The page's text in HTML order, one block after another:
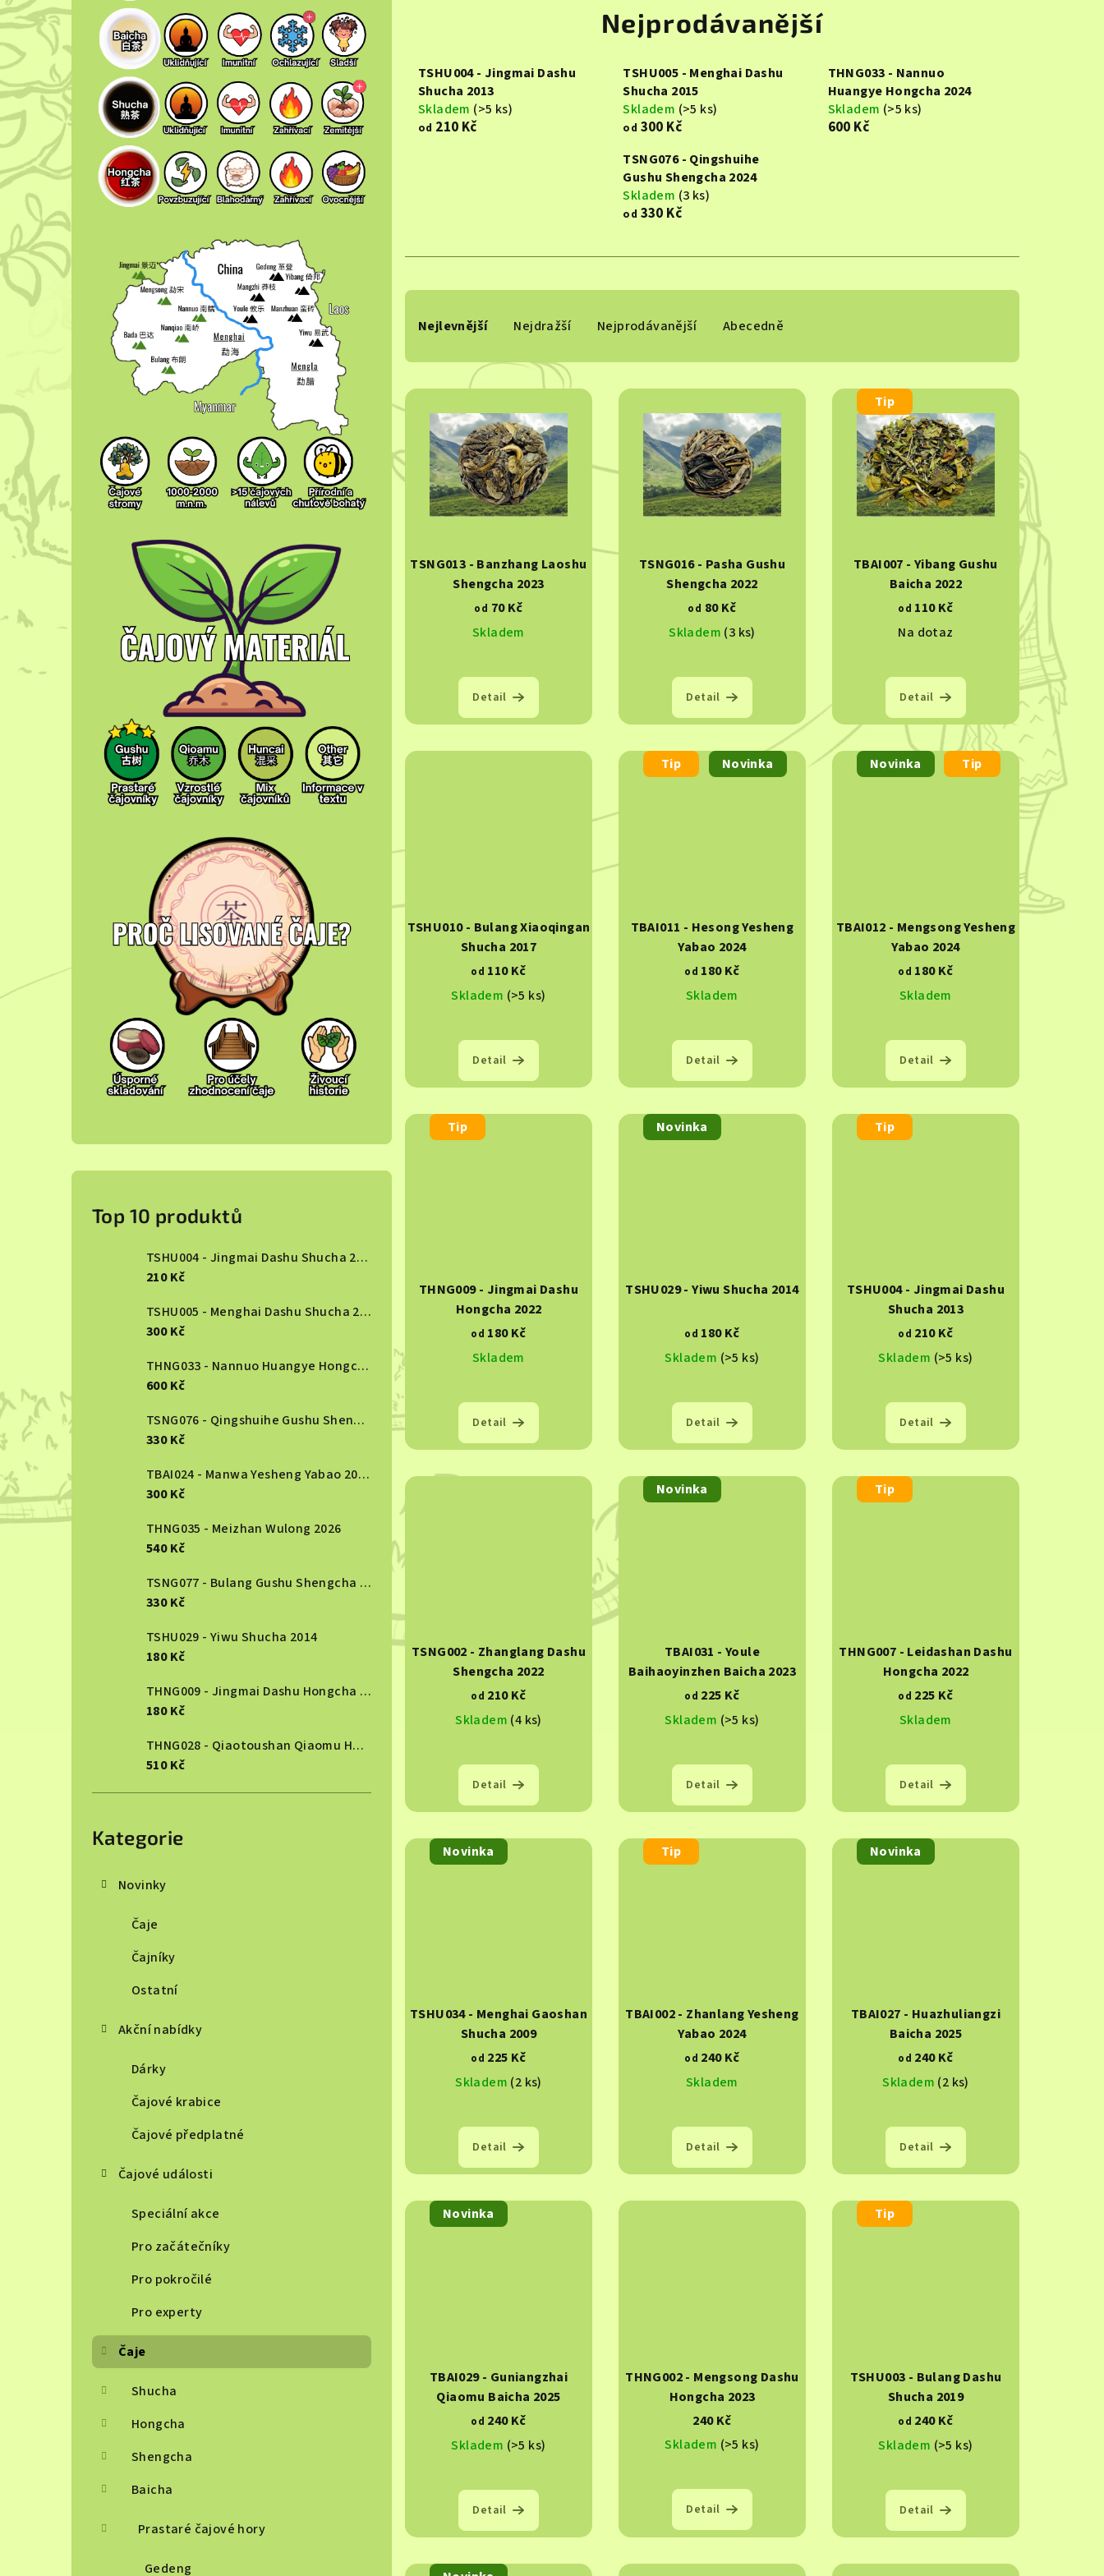
P
n
í
a
n
Top 10 produktů
TSHU004 - Jingmai Dashu Shucha 2013
210 Kč
TSHU005 - Menghai Dashu Shucha 2015
300 Kč
THNG033 - Nannuo Huangye Hongcha 2024
600 Kč
TSNG076 - Qingshuihe Gushu Shengcha 2024
330 Kč
TBAI024 - Manwa Yesheng Yabao 2025
300 Kč
THNG035 - Meizhan Wulong 2026
540 Kč
TSNG077 - Bulang Gushu Shengcha 2023
330 Kč
TSHU029 - Yiwu Shucha 2014
180 Kč
THNG009 - Jingmai Dashu Hongcha 2022
180 Kč
THNG028 - Qiaotoushan Qiaomu Hongcha 2025
510 Kč
Kategorie
Novinky
Čaje
Čajníky
Ostatní
Akční nabídky
Dárky
Čajové krabice
Čajové předplatné
Čajové události
Speciální akce
Pro začátečníky
Pro pokročilé
Pro experty
Čaje
Shucha
Hongcha
Shengcha
Baicha
Prastaré čajové hory
Gedeng
Nejprodávanější
TSHU004 - Jingmai Dashu
Shucha 2013
Skladem (>5 ks)
od 210 Kč
TSHU005 - Menghai Dashu
Shucha 2015
Skladem (>5 ks)
od 300 Kč
THNG033 - Nannuo
Huangye Hongcha 2024
Skladem (>5 ks)
600 Kč
TSNG076 - Qingshuihe
Gushu Shengcha 2024
Skladem (3 ks)
od 330 Kč
Ř
a
z
e
í
p
o
ů
Nejlevnější Nejdražší Nejprodávanější Abecedně
V
ý
p
i
r
t
ů
TSNG013 - Banzhang Laoshu
Shengcha 2023
od 70 Kč
Skladem
Detail
TSNG016 - Pasha Gushu
Shengcha 2022
od 80 Kč
Skladem (3 ks)
Detail
Tip
TBAI007 - Yibang Gushu
Baicha 2022
od 110 Kč
Na dotaz
Detail
TSHU010 - Bulang Xiaoqingan
Shucha 2017
od 110 Kč
Skladem (>5 ks)
Detail
Tip Novinka
TBAI011 - Hesong Yesheng
Yabao 2024
od 180 Kč
Skladem
Detail
Novinka Tip
TBAI012 - Mengsong Yesheng
Yabao 2024
od 180 Kč
Skladem
Detail
Tip
THNG009 - Jingmai Dashu
Hongcha 2022
od 180 Kč
Skladem
Detail
Novinka
TSHU029 - Yiwu Shucha 2014
od 180 Kč
Skladem (>5 ks)
Detail
Tip
TSHU004 - Jingmai Dashu
Shucha 2013
od 210 Kč
Skladem (>5 ks)
Detail
TSNG002 - Zhanglang Dashu
Shengcha 2022
od 210 Kč
Skladem (4 ks)
Detail
Novinka
TBAI031 - Youle
Baihaoyinzhen Baicha 2023
od 225 Kč
Skladem (>5 ks)
Detail
Tip
THNG007 - Leidashan Dashu
Hongcha 2022
od 225 Kč
Skladem
Detail
Novinka
TSHU034 - Menghai Gaoshan
Shucha 2009
od 225 Kč
Skladem (2 ks)
Detail
Tip
TBAI002 - Zhanlang Yesheng
Yabao 2024
od 240 Kč
Skladem
Detail
Novinka
TBAI027 - Huazhuliangzi
Baicha 2025
od 240 Kč
Skladem (2 ks)
Detail
Novinka
TBAI029 - Guniangzhai
Qiaomu Baicha 2025
od 240 Kč
Skladem (>5 ks)
Detail
THNG002 - Mengsong Dashu
Hongcha 2023
240 Kč
Skladem (>5 ks)
Detail
Tip
TSHU003 - Bulang Dashu
Shucha 2019
od 240 Kč
Skladem (>5 ks)
Detail